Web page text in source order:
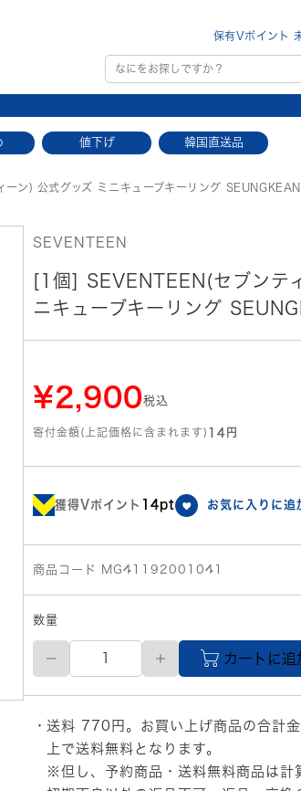
保有Vポイント
値下げ 韓国直送品
ン) 公式グッズ ミニキューブキーリング SEUNGKEAN
SEVENTEEN
[1個] SEVENTEEN(セブンテ
ニキューブキーリング
¥2,900税込
寄付金額(上記価格に含まれます) 14円
獲得Vポイント 14pt お気に入りに追
商品コード MG41192001041
数量
SEVENTEEN(セ
ン
テ
ー
ン)
公
式
カートに追
送料 770円。お買い上げ商品の合計
上で送料無料となります。
※但し、予約商品・送料無料商品は計